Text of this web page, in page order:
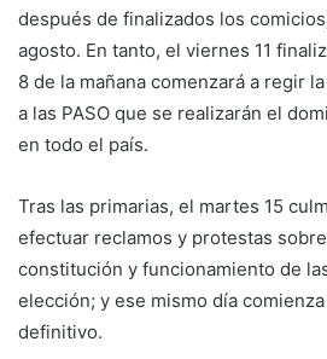
después de finalizados los
agosto. En tanto, el viernes 11
8 de la mañana comenzará a regir
a las PASO que se realizarán el
en todo el país.
Tras las primarias, el martes 15
efectuar reclamos y protestas
constitución y funcionamiento de
elección; y ese mismo día
definitivo.